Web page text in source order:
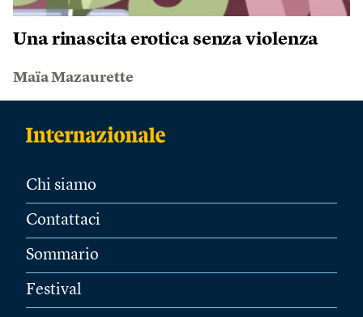
Una rinascita erotica senza violenza
Maïa Mazaurette
Chi siamo
Contattaci
Sommario
Festival